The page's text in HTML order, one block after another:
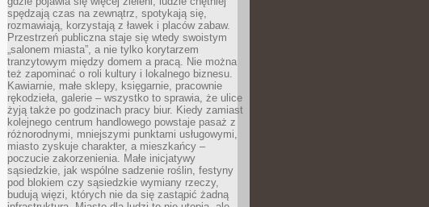
spędzają czas na zewnątrz, spotykają się,
rozmawiają, korzystają z ławek i placów zabaw.
Przestrzeń publiczna staje się wtedy swoistym
„salonem miasta”, a nie tylko korytarzem
tranzytowym między domem a pracą. Nie można
też zapominać o roli kultury i lokalnego biznesu.
Kawiarnie, małe sklepy, księgarnie, pracownie
rękodzieła, galerie – wszystko to sprawia, że ulice
żyją także po godzinach pracy biur. Kiedy zamiast
kolejnego centrum handlowego powstaje pasaż z
różnorodnymi, mniejszymi punktami usługowymi,
miasto zyskuje charakter, a mieszkańcy –
poczucie zakorzenienia. Małe inicjatywy
sąsiedzkie, jak wspólne sadzenie roślin, festyny
pod blokiem czy sąsiedzkie wymiany rzeczy,
budują więzi, których nie da się zastąpić żadną